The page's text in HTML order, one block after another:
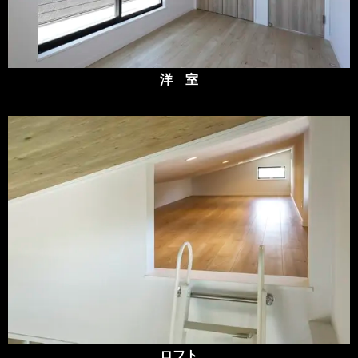
洋 室